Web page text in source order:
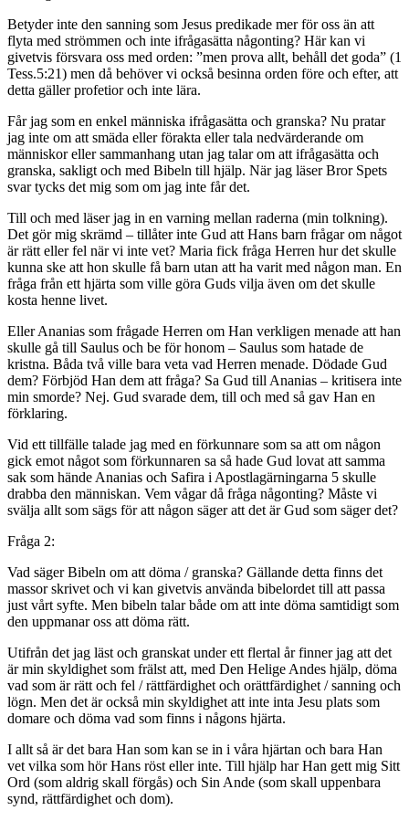
Betyder inte den sanning som Jesus predikade mer för oss än att
flyta med strömmen och inte ifrågasätta någonting? Här kan vi
givetvis försvara oss med orden: ”men prova allt, behåll det goda” (1
Tess.5:21) men då behöver vi också besinna orden före och efter, att
detta gäller profetior och inte lära.
Får jag som en enkel människa ifrågasätta och granska? Nu pratar
jag inte om att smäda eller förakta eller tala nedvärderande om
människor eller sammanhang utan jag talar om att ifrågasätta och
granska, sakligt och med Bibeln till hjälp. När jag läser Bror Spets
svar tycks det mig som om jag inte får det.
Till och med läser jag in en varning mellan raderna (min tolkning).
Det gör mig skrämd – tillåter inte Gud att Hans barn frågar om något
är rätt eller fel när vi inte vet? Maria fick fråga Herren hur det skulle
kunna ske att hon skulle få barn utan att ha varit med någon man. En
fråga från ett hjärta som ville göra Guds vilja även om det skulle
kosta henne livet.
Eller Ananias som frågade Herren om Han verkligen menade att han
skulle gå till Saulus och be för honom – Saulus som hatade de
kristna. Båda två ville bara veta vad Herren menade. Dödade Gud
dem? Förbjöd Han dem att fråga? Sa Gud till Ananias – kritisera inte
min smorde? Nej. Gud svarade dem, till och med så gav Han en
förklaring.
Vid ett tillfälle talade jag med en förkunnare som sa att om någon
gick emot något som förkunnaren sa så hade Gud lovat att samma
sak som hände Ananias och Safira i Apostlagärningarna 5 skulle
drabba den människan. Vem vågar då fråga någonting? Måste vi
svälja allt som sägs för att någon säger att det är Gud som säger det?
Fråga 2:
Vad säger Bibeln om att döma / granska? Gällande detta finns det
massor skrivet och vi kan givetvis använda bibelordet till att passa
just vårt syfte. Men bibeln talar både om att inte döma samtidigt som
den uppmanar oss att döma rätt.
Utifrån det jag läst och granskat under ett flertal år finner jag att det
är min skyldighet som frälst att, med Den Helige Andes hjälp, döma
vad som är rätt och fel / rättfärdighet och orättfärdighet / sanning och
lögn. Men det är också min skyldighet att inte inta Jesu plats som
domare och döma vad som finns i någons hjärta.
I allt så är det bara Han som kan se in i våra hjärtan och bara Han
vet vilka som hör Hans röst eller inte. Till hjälp har Han gett mig Sitt
Ord (som aldrig skall förgås) och Sin Ande (som skall uppenbara
synd, rättfärdighet och dom).